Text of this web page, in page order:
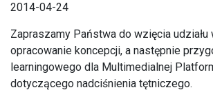
2014-04-24
Zapraszamy Państwa do wzięcia udziału
opracowanie koncepcji, a następnie
learningowego dla Multimedialnej
dotyczącego nadciśnienia tętniczego.